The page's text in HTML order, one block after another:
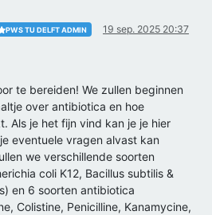
PWS TU DELFT ADMIN 19 sep. 2025 20:37
te bereiden! We zullen beginnen
over antibiotica en hoe
Als je het fijn vind kan je je hier
eventuele vragen alvast kan
we verschillende soorten
coli K12, Bacillus subtilis &
en 6 soorten antibiotica
Colistine, Penicilline, Kanamycine,